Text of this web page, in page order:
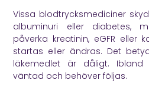
Vissa blodtrycksmediciner
albuminuri eller diabetes,
påverka kreatinin, eGFR eller
startas eller ändras. Det
läkemedlet är dåligt.
väntad och behöver följas.